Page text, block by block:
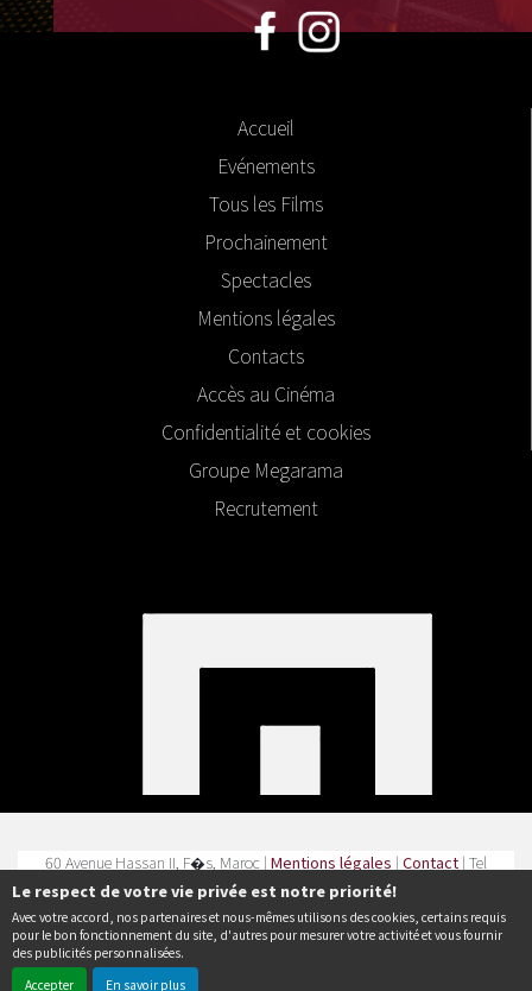
Le respect de votre vie privée est notre priorité!
Avec votre accord, nos partenaires et nous-mêmes utilisons des cookies, certains requis
pour le bon fonctionnement du site, d'autres pour mesurer votre activité et vous fournir
des publicités personnalisées.
Accepter
En savoir plus
Accueil
Evénements
Tous les Films
Prochainement
Spectacles
Mentions légales
Contacts
Accès au Cinéma
Confidentialité et cookies
Groupe Megarama
Recrutement
60 Avenue Hassan II, F�s, Maroc | Mentions légales | Contact | Tel
: 0535 62 66 07
Politique de confidentialité
© Erakys